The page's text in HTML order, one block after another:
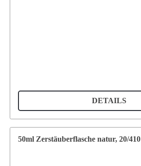
DETAILS
50ml Zerstäuberflasche natur, 20/410